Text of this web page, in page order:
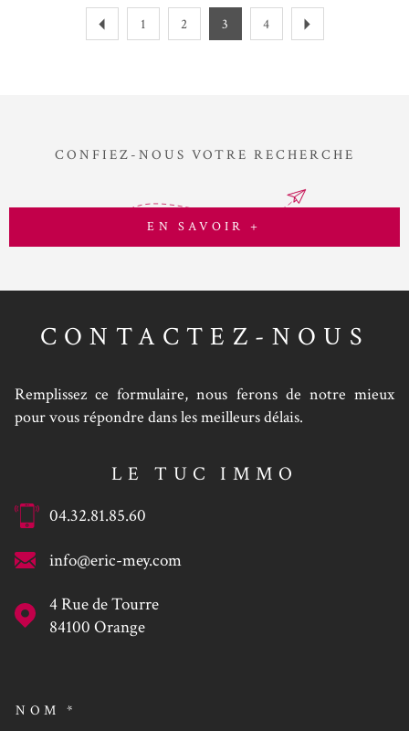
1 2 3 4
CONFIEZ-NOUS VOTRE RECHERCHE
EN SAVOIR +
CONTACTEZ-NOUS
Remplissez ce formulaire, nous ferons de notre mieux
pour vous répondre dans les meilleurs délais.
LE TUC IMMO
04.32.81.85.60
info@eric-mey.com
4 Rue de Tourre
84100
Orange
NOM *